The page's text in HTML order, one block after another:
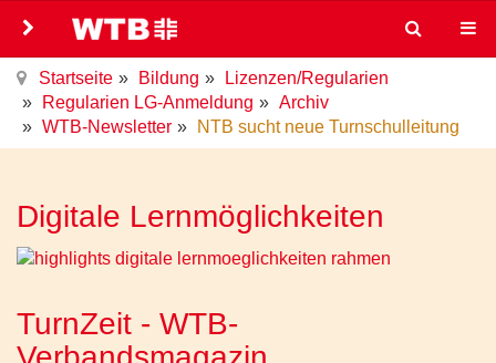
Startseite Bildung
Lizenzen/Regularien
Regularien LG-Anmeldung
Archiv
WTB-Newsletter
NTB sucht neue Turnschulleitung
Digitale Lernmöglichkeiten
TurnZeit - WTB-